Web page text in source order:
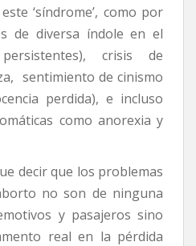
‘síndrome’, como por
de diversa índole en el
crisis de
sentimiento de cinismo
perdida), e incluso
como anorexia y
decir que los problemas
no son de ninguna
y pasajeros sino
real en la pérdida